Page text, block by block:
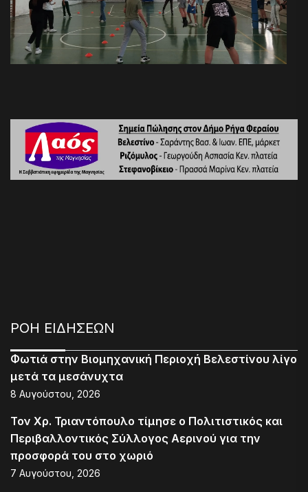
ΡΟΗ ΕΙΔΗΣΕΩΝ
Φωτιά στην Βιομηχανική Περιοχή Βελεστίνου λίγο
μετά τα μεσάνυχτα
8 Αυγούστου, 2026
Τον Χρ. Τριαντόπουλο τίμησε ο Πολιτιστικός και
Περιβαλλοντικός Σύλλογος Αερινού για την
προσφορά του στο χωριό
7 Αυγούστου, 2026